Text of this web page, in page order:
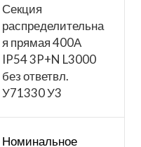
Секция
распределительна
я прямая 400А
IP54 3P+N L3000
без ответвл.
У71330 У3
Номинальное